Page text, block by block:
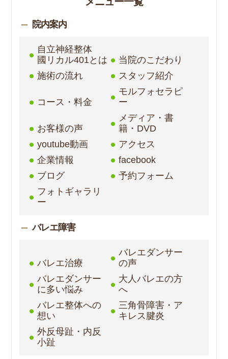
院内案内
自立神経整体
國リカル401とは
当院のこだわり
施術の流れ
スタッフ紹介
コース・料金
モルフォセラピ
ー
お客様の声
メディア・書
籍・DVD
youtube動画
アクセス
企業情報
facebook
ブログ
予約フォーム
フォトギャラリ
ー
バレエ障害
バレエ治療
バレエダンサー
の声
バレエダンサー
に多い悩み
大人バレエの方
へ
バレエ整体への
想い
三角骨障害・ア
キレス腱炎
外反母趾・内反
小趾